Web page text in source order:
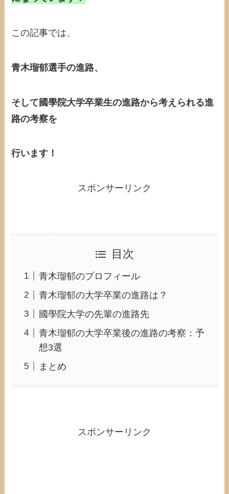
この記事では、
青木瑠郁選手の進路、
そして國學院大学卒業生の進路から考えられる進
路の考察を
行います！
スポンサーリンク
目次
青木瑠郁のプロフィール
青木瑠郁の大学卒業の進路は？
國學院大学の先輩の進路先
青木瑠郁の大学卒業後の進路の考察：予
想3選
まとめ
スポンサーリンク